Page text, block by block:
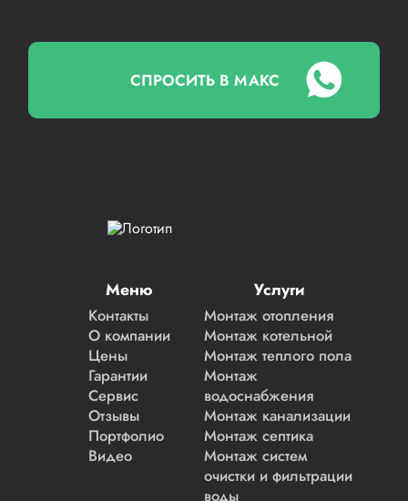
СПРОСИТЬ В МАКС
Меню
Контакты
О компании
Цены
Гарантии
Сервис
Отзывы
Портфолио
Видео
Услуги
Монтаж отопления
Монтаж котельной
Монтаж теплого пола
Монтаж
водоснабжения
Монтаж канализации
Монтаж септика
Монтаж систем
очистки и фильтрации
воды